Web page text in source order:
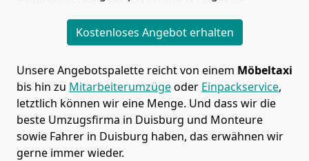
Kostenloses Angebot erhalten
Unsere Angebotspalette reicht von einem Möbeltaxi
bis hin zu Mitarbeiterumzügeoder Einpackservice,
letztlich können wir eine Menge. Und dass wir die
beste Umzugsfirma in Duisburg und Monteure
sowie Fahrer in Duisburg haben, das erwähnen wir
gerne immer wieder.